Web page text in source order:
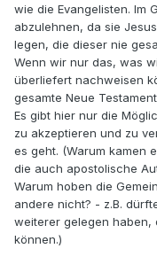
wie die Evangelisten. Im
abzulehnen, da sie
legen, die dieser nie
Wenn wir nur das, was
überliefert nachweisen
gesamte Neue
Es gibt hier nur die
zu akzeptieren und zu
es geht. (Warum kamen
die auch apostolische
Warum hoben die
andere nicht? - z.B.
weiterer gelegen haben,
können.)